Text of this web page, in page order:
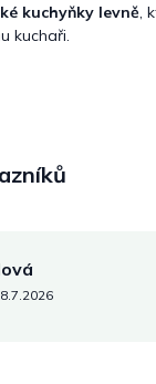
kuchyňky levně,
kuchaři.
je 5 z 5 hvězdiček.